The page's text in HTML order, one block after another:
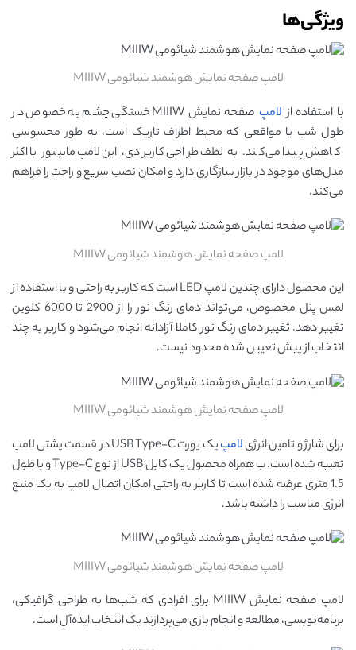
ویژگی‌ها
لامپ صفحه نمایش هوشمند شیائومی MIIIW
با استفاده از لامپ
صفحه نمایش MIIIW خستگی چشم به خصوص در
طول شب یا مواقعی که محیط اطراف تاریک است، به طور محسوسی
کاهش پیدا می‌کند. به لطف طراحی کاربردی، این لامپ مانیتور با اکثر
مدل‌های موجود در بازار سازگاری دارد و امکان نصب سریع و راحت را فراهم
می‌کند.
لامپ صفحه نمایش هوشمند شیائومی MIIIW
این محصول دارای چندین لامپ LED است که کاربر به راحتی و با استفاده از
لمس پنل مخصوص، می‌تواند دمای رنگ نور را از 2900 تا 6000 کلوین
تغییر دهد. تغییر دمای رنگ نور کاملا آزادانه انجام می‌شود و کاربر به چند
انتخاب از پیش تعیین شده محدود نیست.
لامپ صفحه نمایش هوشمند شیائومی MIIIW
برای شارژ و تامین انرژیلامپ
یک پورت USB Type-C در قسمت پشتی لامپ
تعبیه شده است. ب همراه محصول یک کابل USB از نوع Type-C و با طول
1.5 متری عرضه شده است تا کاربر به راحتی امکان اتصال لامپ به یک منبع
انرژی مناسب را داشته باشد.
لامپ صفحه نمایش هوشمند شیائومی MIIIW
لامپ صفحه نمایش MIIIW برای افرادی که شب‌ها به طراحی گرافیکی،
برنامه‌نویسی، مطالعه و انجام بازی می‌پردازند یک انتخاب ایده‌آل است.